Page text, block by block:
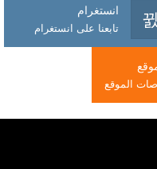
انستغرام
تابعنا على انستغرام
الموقع